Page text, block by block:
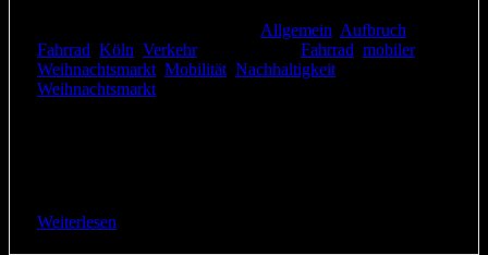
Allgemein Aufbruch
Fahrrad Köln Verkehr| Fahrrad mobiler
Weihnachtsmarkt Mobilität Nachhaltigkeit
Weihnachtsmarkt
Weiterlesen